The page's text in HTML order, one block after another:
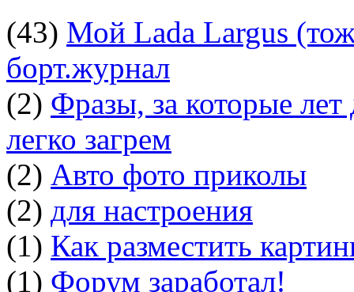
(43) Мой Lada Largus
борт.журнал
(2) Фразы, за которые
легко загрем
(2) Авто фото приколы
(2) для настроения
(1) Как разместить
(1) Форум заработал!